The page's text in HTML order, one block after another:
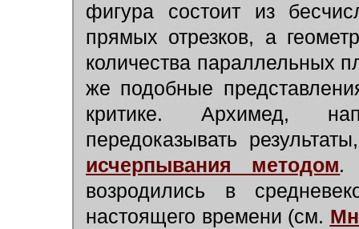
фигура состоит из
прямых отрезков, а
количества параллельных
же подобные
критике. Архимед,
передоказывать
исчерпывания методом.
возродились в
настоящего времени (см.